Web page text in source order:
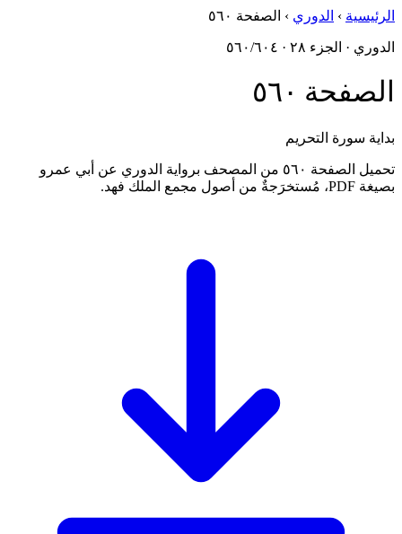
الرئيسية › الدوري › الصفحة ٥٦٠
الدوري · الجزء ٢٨ · ٥٦٠/٦٠٤
الصفحة ٥٦٠
بداية سورة التحريم
تحميل الصفحة ٥٦٠ من المصحف برواية الدوري عن أبي عمرو
بصيغة PDF، مُستخرَجةٌ من أصول مجمع الملك فهد.